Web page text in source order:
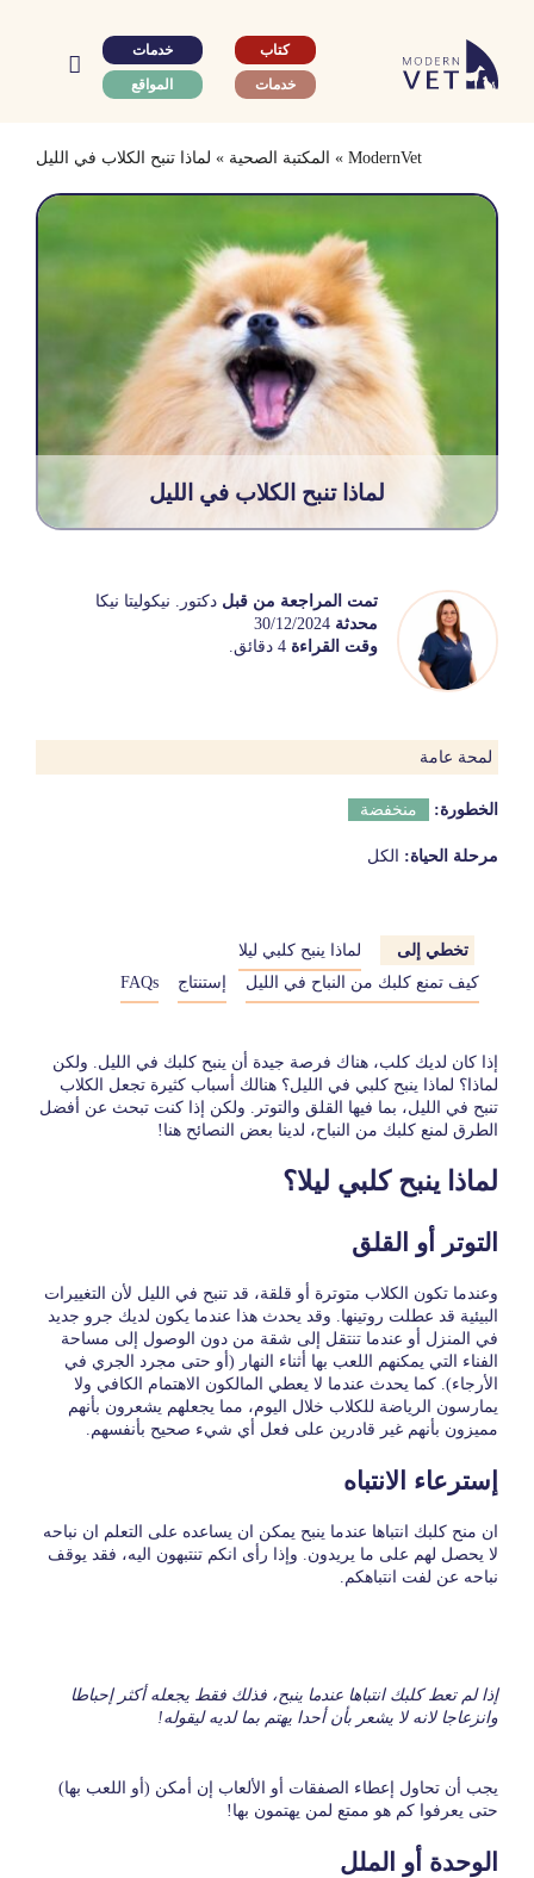
content
كتاب
خدمات
خدمات
المواقع
ModernVet
» المكتبة الصحية » لماذا تنبح الكلاب في الليل
لماذا تنبح الكلاب في الليل
تمت المراجعة من قبل دكتور. نيكوليتا نيكا
محدثة
وقت القراءة
لمحة عامة
الخطورة: منخفضة
مرحلة الحياة: الكل
تخطي إلى
لماذا ينبح كلبي ليلا
كيف تمنع كلبك من النباح في الليل
إستنتاج FAQs
إذا كان لديك كلب، هناك فرصة جيدة أن ينبح كلبك في الليل. ولكن
لماذا؟ لماذا ينبح كلبي في الليل؟ هنالك أسباب كثيرة تجعل الكلاب
تنبح في الليل، بما فيها القلق والتوتر. ولكن إذا كنت تبحث عن أفضل
الطرق لمنع كلبك من النباح، لدينا بعض النصائح هنا!
لماذا ينبح كلبي ليلا؟
التوتر أو القلق
وعندما تكون الكلاب متوترة أو قلقة، قد تنبح في الليل لأن التغييرات
البيئية قد عطلت روتينها. وقد يحدث هذا عندما يكون لديك جرو جديد
في المنزل أو عندما تنتقل إلى شقة من دون الوصول إلى مساحة
الفناء التي يمكنهم اللعب بها أثناء النهار (أو حتى مجرد الجري في
الأرجاء). كما يحدث عندما لا يعطي المالكون الاهتمام الكافي ولا
يمارسون الرياضة للكلاب خلال اليوم، مما يجعلهم يشعرون بأنهم
مميزون بأنهم غير قادرين على فعل أي شيء صحيح بأنفسهم.
إسترعاء الانتباه
ان منح كلبك انتباها عندما ينبح يمكن ان يساعده على التعلم ان نباحه
لا يحصل لهم على ما يريدون. وإذا رأى انكم تنتبهون اليه، فقد يوقف
نباحه عن لفت انتباهكم.
إذا لم تعط كلبك انتباها عندما ينبح، فذلك فقط يجعله أكثر إحباطا
وانزعاجا لانه لا يشعر بأن أحدا يهتم بما لديه ليقوله!
يجب أن تحاول إعطاء الصفقات أو الألعاب إن أمكن (أو اللعب بها)
حتى يعرفوا كم هو ممتع لمن يهتمون بها!
الوحدة أو الملل